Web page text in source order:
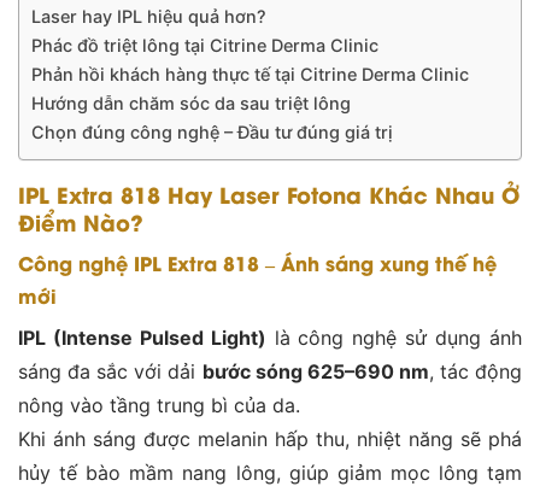
Laser hay IPL hiệu quả hơn?
Phác đồ triệt lông tại Citrine Derma Clinic
Phản hồi khách hàng thực tế tại Citrine Derma Clinic
Hướng dẫn chăm sóc da sau triệt lông
Chọn đúng công nghệ – Đầu tư đúng giá trị
IPL Extra 818 Hay Laser Fotona Khác Nhau Ở
Điểm Nào?
Công nghệ IPL Extra 818 – Ánh sáng xung thế hệ
mới
IPL (Intense Pulsed Light) là công nghệ sử dụng ánh
sáng đa sắc với dải bước sóng 625–690 nm, tác động
nông vào tầng trung bì của da.
Khi ánh sáng được melanin hấp thu, nhiệt năng sẽ phá
hủy tế bào mầm nang lông, giúp giảm mọc lông tạm